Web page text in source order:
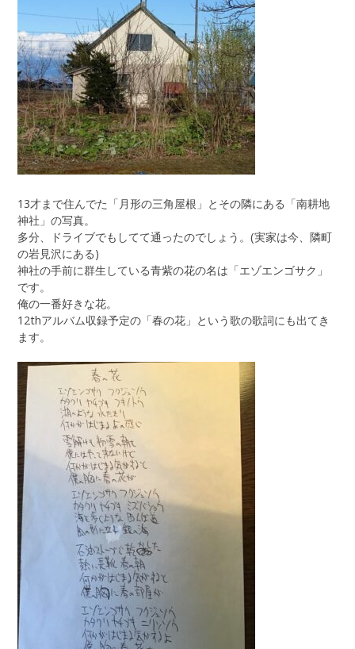
13才まで住んでた「月形の三角屋根」とその隣にある「南耕地
神社」の写真。
多分、ドライブでもしてて通ったのでしょう。(実家は今、隣町
の岩見沢にある)
神社の手前に群生している青紫の花の名は「エゾエンゴサク」
です。
俺の一番好きな花。
12thアルバム収録予定の「春の花」という歌の歌詞にも出てき
ます。